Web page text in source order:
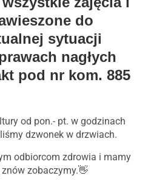
do
sytuacji
nagłych
pod nr kom. 885
dzwonek w drzwiach.
odbiorcom zdrowia i mamy
zobaczymy.👋